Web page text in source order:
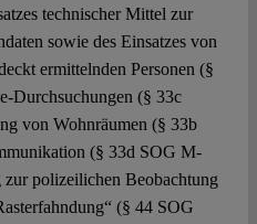
technischer Mittel zur
sowie des Einsatzes von
ermittelnden Personen (§
Durchsuchungen (§ 33c
von Wohnräumen (§ 33b
(§ 33d SOG M-
polizeilichen Beobachtung
(§ 44 SOG